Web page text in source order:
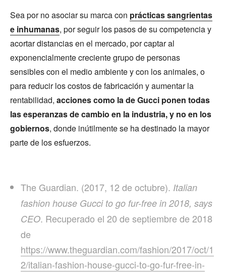
Sea por no asociar su marca con prácticas sangrientas
e inhumanas, por seguir los pasos de su competencia y
acortar distancias en el mercado, por captar al
exponencialmente creciente grupo de personas
sensibles con el medio ambiente y con los animales, o
para reducir los costos de fabricación y aumentar la
rentabilidad, acciones como la de Gucci ponen todas
las esperanzas de cambio en la industria, y no en los
gobiernos, donde inútilmente se ha destinado la mayor
parte de los esfuerzos.
The Guardian. (2017, 12 de octubre). Italian
fashion house Gucci to go fur-free in 2018, says
CEO. Recuperado el 20 de septiembre de 2018
de
https://www.theguardian.com/fashion/2017/oct/1
2/italian-fashion-house-gucci-to-go-fur-free-in-